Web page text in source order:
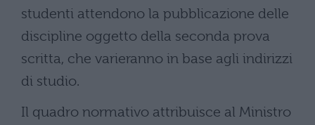
studenti attendono la pubblicazione delle
discipline oggetto della seconda prova
scritta, che varieranno in base agli indirizzi
di studio.
Il quadro normativo attribuisce al Ministro